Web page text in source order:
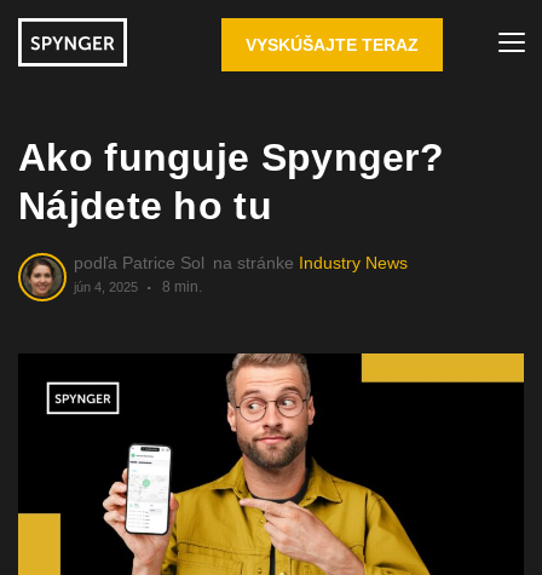
VYSKÚŠAJTE TERAZ
Ako funguje Spynger?
Nájdete ho tu
podľa Patrice Sol na stránke Industry News
jún 4, 2025 8 min.